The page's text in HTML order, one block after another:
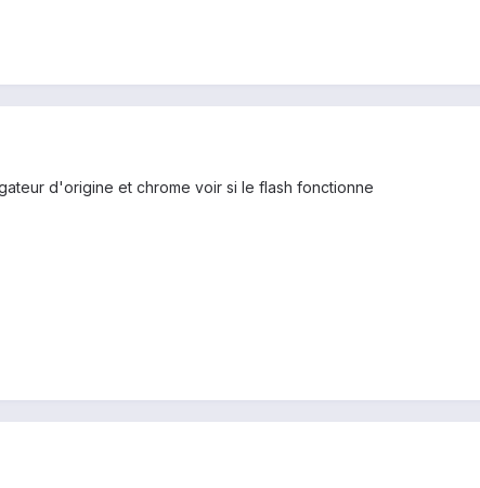
d'origine et chrome voir si le flash fonctionne